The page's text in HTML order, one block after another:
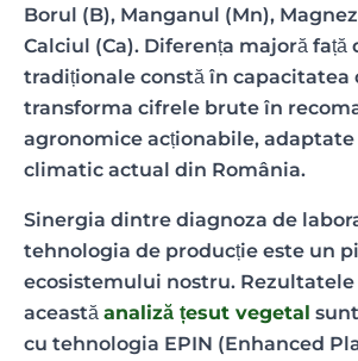
Borul (B), Manganul (Mn),
Calciul (Ca). Diferența majoră
tradiționale constă în capacitatea
transforma cifrele brute în
agronomice acționabile,
climatic actual din România.
Sinergia dintre diagnoza de
tehnologia de producție este un
ecosistemului nostru.
această analiză țesut vegetal
cu tehnologia EPIN (Enhanced